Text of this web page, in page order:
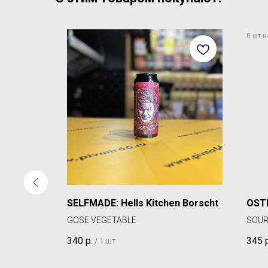
SELFMADE: Hells Kitchen Borscht
GOSE VEGETABLE
340 р. / 1 шт 345